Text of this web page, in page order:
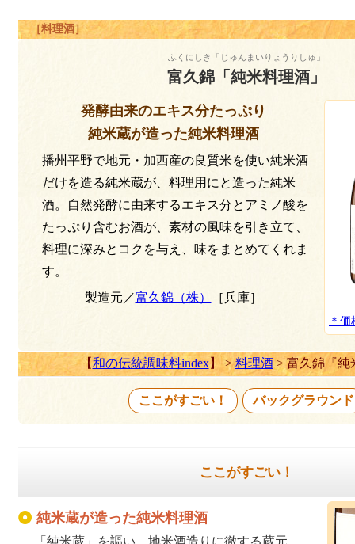
［料理酒］
ふくにしき「じゅんまいりょうりしゅ」
富久錦「純米料理酒」
＊
発酵由来のエキス分たっぷり
純米蔵が造った純米料理酒
播州平野で地元・加西産の良質米を使い純米酒
だけを造る純米蔵が、料理用にと造った純米
酒。自然発酵に由来するエキス分とアミノ酸を
たっぷり含むお酒が、素材の風味を引き立て、
料理に深みとコクを与え、味をまとめてくれま
す。
製造元／富久錦（株） ［兵庫］
【和の伝統調味料index】 >料理酒> 富久錦『純
ここがすごい！ バックグラウンド
ここがすごい！
純米蔵が造った純米料理酒
「純米蔵」を謳い、地米酒造りに徹する蔵元